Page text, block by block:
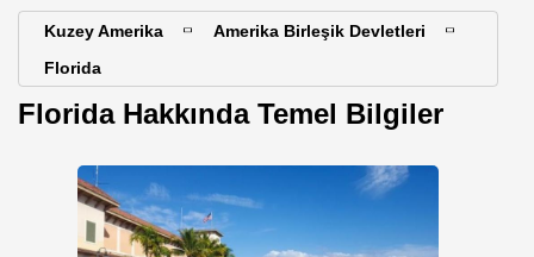
Kuzey Amerika
Amerika Birleşik Devletleri
Florida
Florida Hakkında Temel Bilgiler